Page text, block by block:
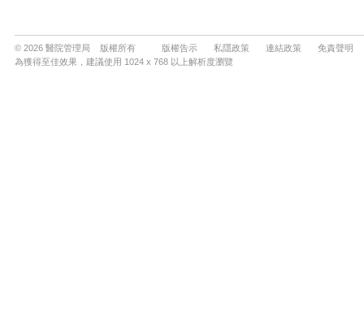
© 2026 醫院管理局 版權所有 版權告示 私隱政策 連結政策
免責聲明
為獲得至佳效果，建議使用 1024 x 768 以上解析度瀏覽